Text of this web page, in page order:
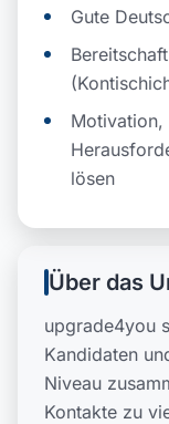
Gute
Motivation,
lösen
Über das
upgrade4you
Kandidaten
Niveau
Kontakte zu